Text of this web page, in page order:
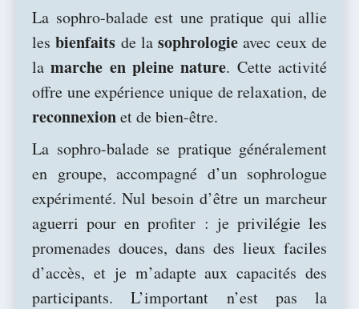
La sophro-balade est une pratique qui allie
lesbienfaits de lasophrologie avec ceux de
lamarche en pleine nature. Cette activité
offre une expérience unique de relaxation, de
reconnexionet de bien-être.
La sophro-balade se pratique généralement
en groupe, accompagné d’un sophrologue
expérimenté. Nul besoin d’être un marcheur
aguerri pour en profiter : je privilégie les
promenades douces, dans des lieux faciles
d’accès, et je m’adapte aux capacités des
participants. L’important n’est pas la